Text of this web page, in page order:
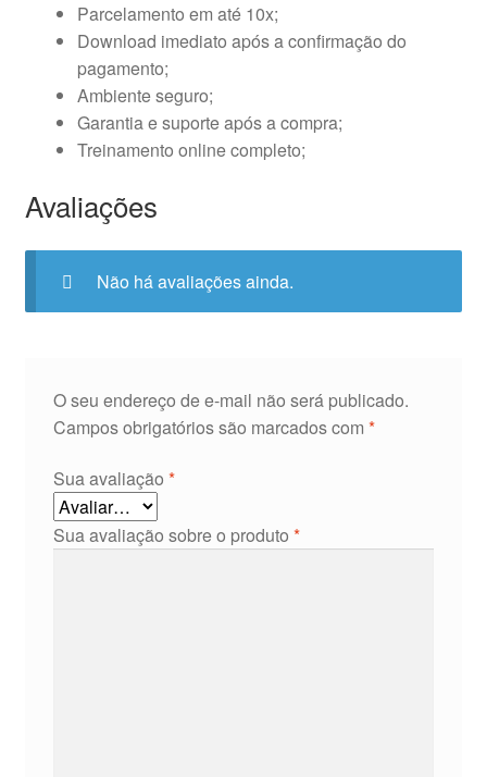
Parcelamento em até 10x;
Download imediato após a confirmação do
pagamento;
Ambiente seguro;
Garantia e suporte após a compra;
Treinamento online completo;
Avaliações
Não há avaliações ainda.
O seu endereço de e-mail não será publicado.
Campos obrigatórios são marcados com *
Sua avaliação *
Sua avaliação sobre o produto *